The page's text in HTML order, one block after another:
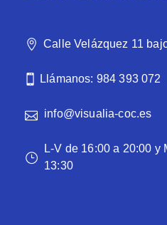
Calle Velázquez 11
Llámanos: 984 393 072
info@visualia-coc.es
L-V de 16:00 a 20:00 y
13:30